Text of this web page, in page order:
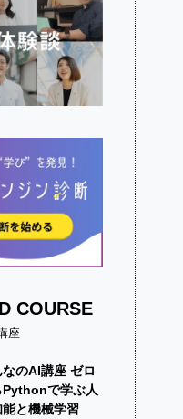
COURSE
座
なのAI講座 ゼロ
Pythonで学ぶ人
能と機械学習